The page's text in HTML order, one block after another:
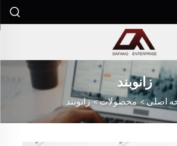
زانوبند
اصلی> محصولات>زانوبند